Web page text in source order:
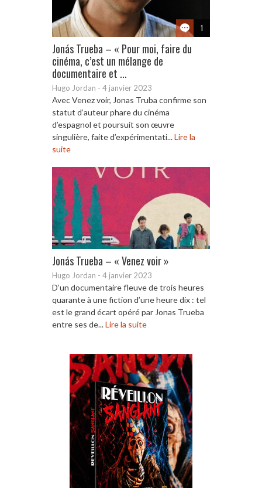
1
Jonás Trueba – « Pour moi, faire du
cinéma, c’est un mélange de
documentaire et ...
Hugo Jordan - 4 janvier 2023
Avec Venez voir, Jonas Truba confirme son
statut d’auteur phare du cinéma
d’espagnol et poursuit son œuvre
singulière, faite d’expérimentati...Lire la
suite
Jonás Trueba – « Venez voir »
Hugo Jordan - 4 janvier 2023
D’un documentaire fleuve de trois heures
quarante à une fiction d’une heure dix : tel
est le grand écart opéré par Jonas Trueba
entre ses de...Lire la suite